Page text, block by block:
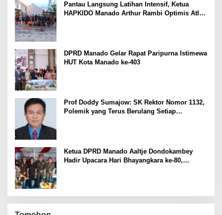
Pantau Langsung Latihan Intensif, Ketua
HAPKIDO Manado Arthur Rambi Optimis Atlet
DPRD Manado Gelar Rapat Paripurna Istimewa
HUT Kota Manado ke-403
Prof Doddy Sumajow: SK Rektor Nomor 1132,
Polemik yang Terus Berulang Setiap
Ketua DPRD Manado Aaltje Dondokambey
Hadir Upacara Hari Bhayangkara ke-80,